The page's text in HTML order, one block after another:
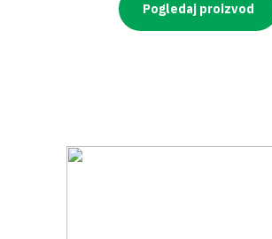
Pogledaj proizvod